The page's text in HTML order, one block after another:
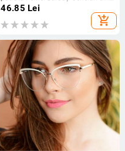
aliaj de lumină anti albastru
blocare Ochelari optici
46.85 Lei
add_shopping_cart